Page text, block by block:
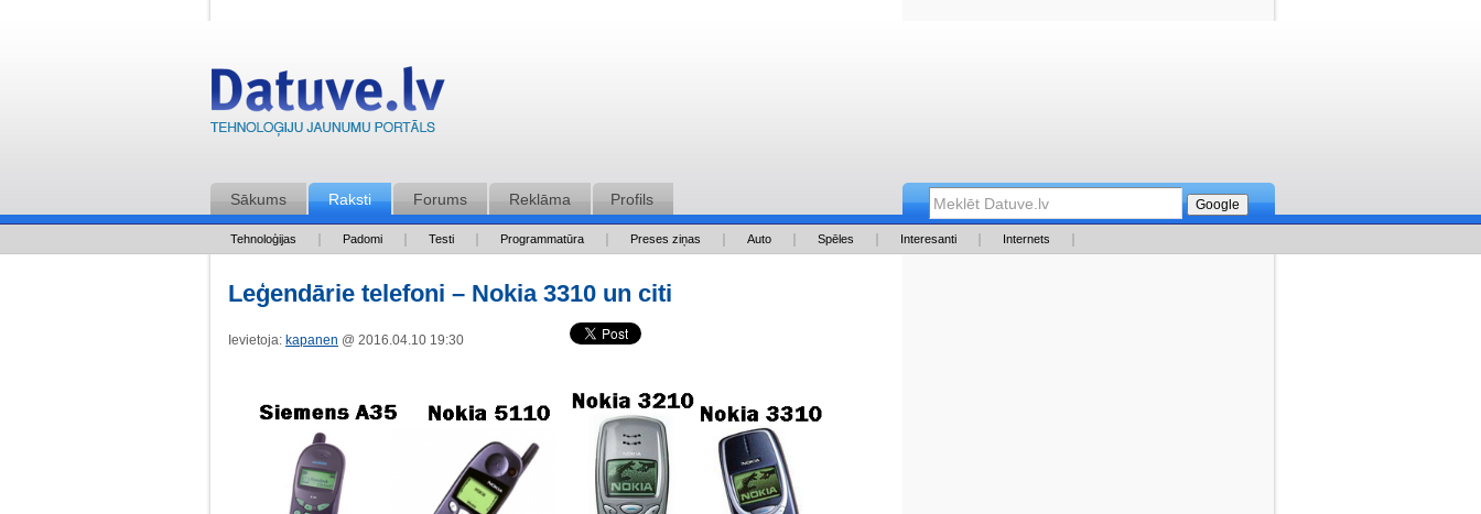
Sākums Raksti Forums Reklāma Profils
Tehnoloģijas Padomi Testi Programmatūra Preses ziņas Auto Spēles Interesanti Internets
Leģendārie telefoni – Nokia 3310 un citi
Ievietoja: kapanen @ 2016.04.10 19:30